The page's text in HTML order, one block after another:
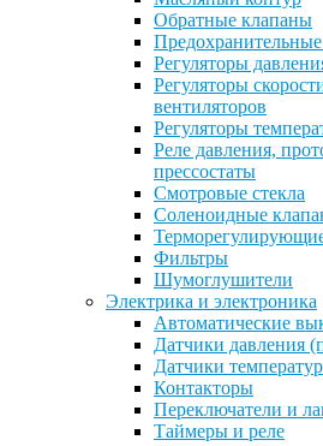
Обратные клапаны
Регуляторы
Регуляторы
вентиляторов
Регуляторы
Реле давления,
прессостаты
Смотровые стекла
Соленоидные
Фильтры
Шумоглушители
Электрика и электроника
Автоматические
Датчики давления
Датчики
Контакторы
Переключатели и
Таймеры и реле